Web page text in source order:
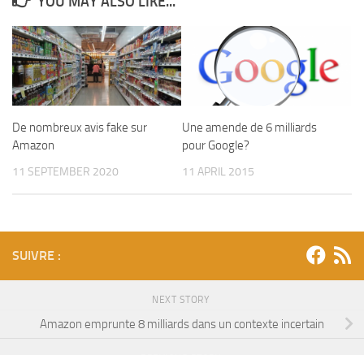
De nombreux avis fake sur
Amazon
11 SEPTEMBER 2020
Une amende de 6 milliards
pour Google?
11 APRIL 2015
SUIVRE :
NEXT STORY
Amazon emprunte 8 milliards dans un contexte incertain